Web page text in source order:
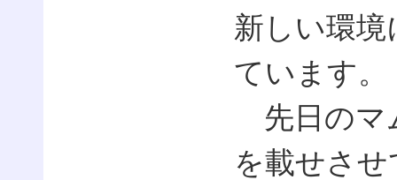
新しい環
ています。
先日のマ
を載せさ